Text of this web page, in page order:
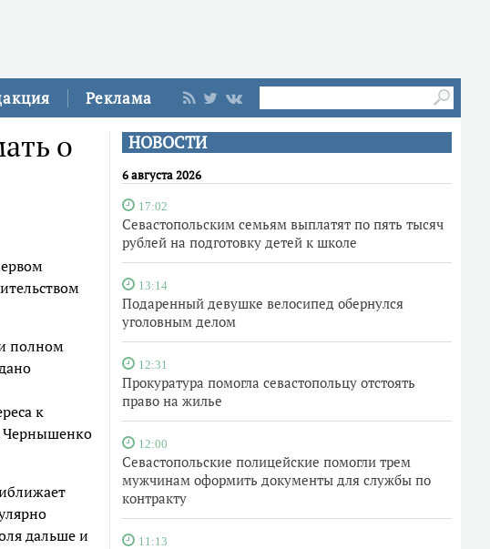
Реклама
НОВОСТИ
6 августа 2026
17:02
Севастопольским семьям выплатят по пять тысяч
рублей на подготовку детей к школе
13:14
Подаренный девушке велосипед обернулся
уголовным делом
12:31
Прокуратура помогла севастопольцу отстоять
право на жилье
12:00
Севастопольские полицейские помогли трем
мужчинам оформить документы для службы по
контракту
11:13
о
полном
к
Чернышенко
дальше и